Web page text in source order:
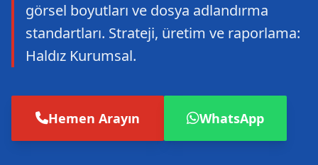
görsel boyutları ve dosya adlandırma
standartları. Strateji, üretim ve raporlama:
Haldız Kurumsal.
Hemen Arayın WhatsApp